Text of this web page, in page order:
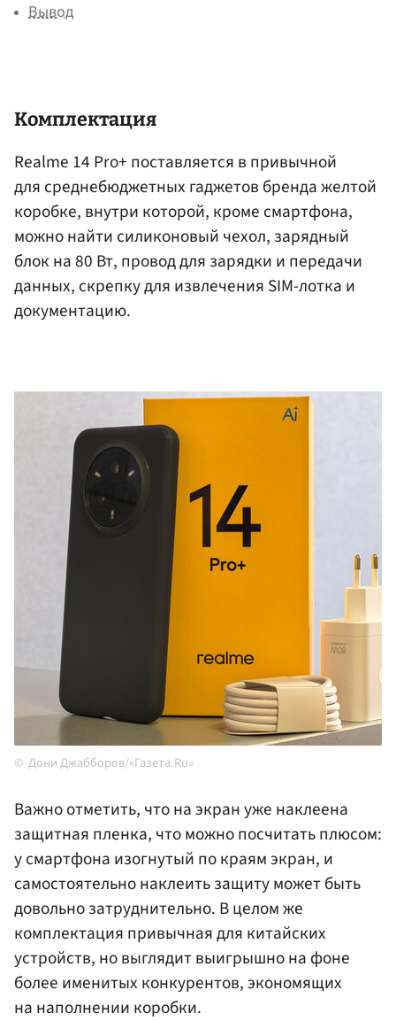
Вывод
Комплектация
Realme 14 Pro+ поставляется в привычной
для среднебюджетных гаджетов бренда желтой
коробке, внутри которой, кроме смартфона,
можно найти силиконовый чехол, зарядный
блок на 80 Вт, провод для зарядки и передачи
данных, скрепку для извлечения SIM-лотка и
документацию.
Дони Джабборов/«Газета.Ru»
Важно отметить, что на экран уже наклеена
защитная пленка, что можно посчитать плюсом:
у смартфона изогнутый по краям экран, и
самостоятельно наклеить защиту может быть
довольно затруднительно. В целом же
комплектация привычная для китайских
устройств, но выглядит выигрышно на фоне
более именитых конкурентов, экономящих
на наполнении коробки.